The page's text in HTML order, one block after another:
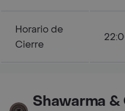
Horario de
Cierre
Shawarma &